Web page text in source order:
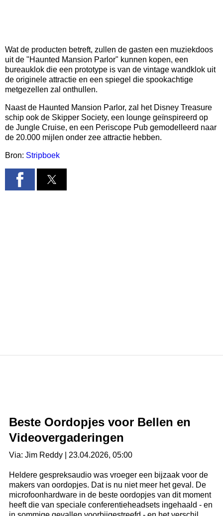
Wat de producten betreft, zullen de gasten een muziekdoos
uit de "Haunted Mansion Parlor" kunnen kopen, een
bureauklok die een prototype is van de vintage wandklok uit
de originele attractie en een spiegel die spookachtige
metgezellen zal onthullen.
Naast de Haunted Mansion Parlor, zal het Disney Treasure
schip ook de Skipper Society, een lounge geïnspireerd op
de Jungle Cruise, en een Periscope Pub gemodelleerd naar
de 20.000 mijlen onder zee attractie hebben.
Bron: Stripboek